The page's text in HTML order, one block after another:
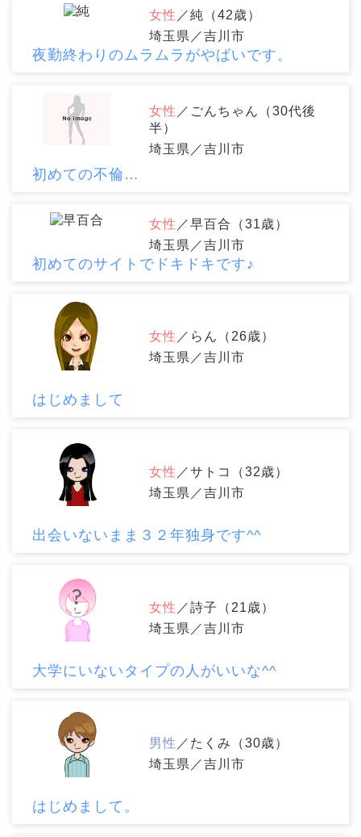
女性 ／純（42歳）
埼玉県／吉川市
夜勤終わりのムラムラがやばいです。
女性 ／ごんちゃん（30代後
半）
埼玉県／吉川市
初めての不倫…
女性 ／早百合（31歳）
埼玉県／吉川市
初めてのサイトでドキドキです♪
女性 ／らん（26歳）
埼玉県／吉川市
はじめまして
女性 ／サトコ（32歳）
埼玉県／吉川市
出会いないまま３２年独身です^^
女性 ／詩子（21歳）
埼玉県／吉川市
大学にいないタイプの人がいいな^^
男性 ／たくみ（30歳）
埼玉県／吉川市
はじめまして。